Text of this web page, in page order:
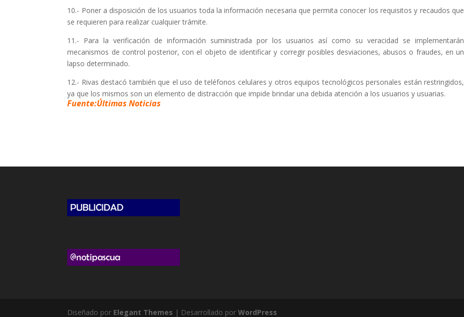
10.- Poner a disposición de los usuarios toda la información necesaria que permita conocer los requisitos y recaudos que
se requieren para realizar cualquier trámite.
11.- Para la verificación de información suministrada por los usuarios así como su veracidad se implementarán
mecanismos de control posterior, con el objeto de identificar y corregir posibles desviaciones, abusos o fraudes, en un
lapso determinado.
12.- Rivas destacó también que el uso de teléfonos celulares y otros equipos tecnológicos personales están restringidos,
ya que los mismos son un elemento de distracción que impide brindar una debida atención a los usuarios y usuarias.
Fuente:Últimas Noticias
Diseñado por Elegant Themes | Desarrollado porWordPress